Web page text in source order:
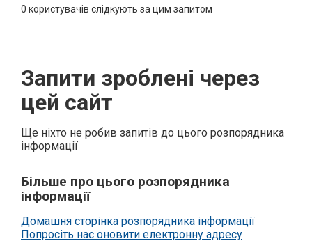
0 користувачів слідкують за цим запитом
Запити зроблені через
цей сайт
Ще ніхто не робив запитів до цього розпорядника
інформації
Більше про цього розпорядника
інформації
Домашня сторінка розпорядника інформації
Попросіть нас оновити електронну адресу